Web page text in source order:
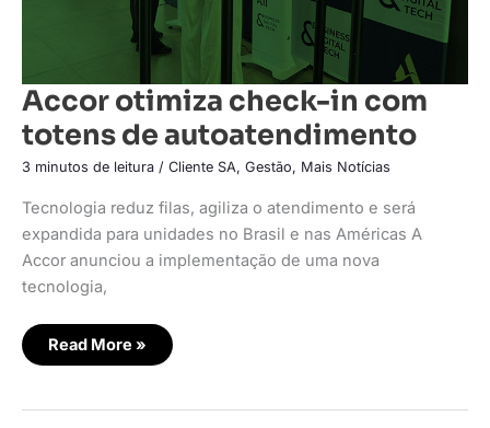
Accor otimiza check-in com
totens de autoatendimento
3 minutos de leitura / Cliente SA, Gestão, Mais Notícias
Tecnologia reduz filas, agiliza o atendimento e será
expandida para unidades no Brasil e nas Américas A
Accor anunciou a implementação de uma nova
tecnologia,
Read More »